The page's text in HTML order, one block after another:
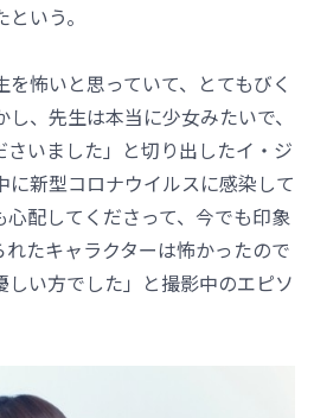
いう。
を怖いと思っていて、とてもびく
、先生は本当に少女みたいで、
さいました」と切り出したイ・ジ
に新型コロナウイルスに感染して
心配してくださって、今でも印象
たキャラクターは怖かったので
しい方でした」と撮影中のエピソ